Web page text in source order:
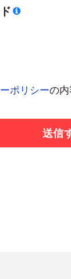
ポリシーの内
送信